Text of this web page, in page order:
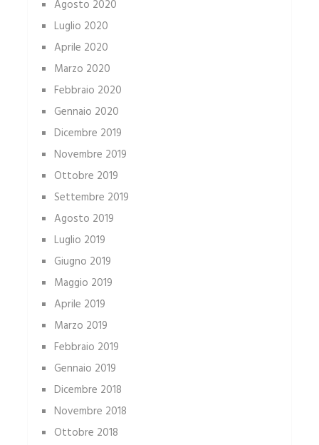
Agosto 2020
Luglio 2020
Aprile 2020
Marzo 2020
Febbraio 2020
Gennaio 2020
Dicembre 2019
Novembre 2019
Ottobre 2019
Settembre 2019
Agosto 2019
Luglio 2019
Giugno 2019
Maggio 2019
Aprile 2019
Marzo 2019
Febbraio 2019
Gennaio 2019
Dicembre 2018
Novembre 2018
Ottobre 2018